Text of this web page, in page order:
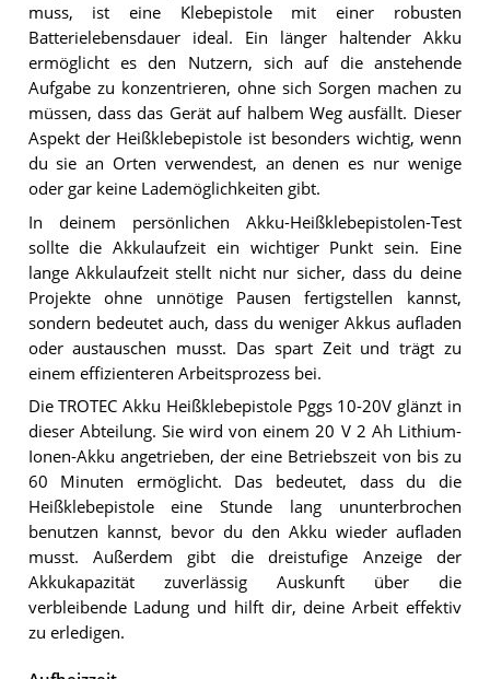
muss, ist eine Klebepistole mit einer robusten
Batterielebensdauer ideal. Ein länger haltender Akku
ermöglicht es den Nutzern, sich auf die anstehende
Aufgabe zu konzentrieren, ohne sich Sorgen machen zu
müssen, dass das Gerät auf halbem Weg ausfällt. Dieser
Aspekt der Heißklebepistole ist besonders wichtig, wenn
du sie an Orten verwendest, an denen es nur wenige
oder gar keine Lademöglichkeiten gibt.
In deinem persönlichen Akku-Heißklebepistolen-Test
sollte die Akkulaufzeit ein wichtiger Punkt sein. Eine
lange Akkulaufzeit stellt nicht nur sicher, dass du deine
Projekte ohne unnötige Pausen fertigstellen kannst,
sondern bedeutet auch, dass du weniger Akkus aufladen
oder austauschen musst. Das spart Zeit und trägt zu
einem effizienteren Arbeitsprozess bei.
Die TROTEC Akku Heißklebepistole Pggs 10-20V glänzt in
dieser Abteilung. Sie wird von einem 20 V 2 Ah Lithium-
Ionen-Akku angetrieben, der eine Betriebszeit von bis zu
60 Minuten ermöglicht. Das bedeutet, dass du die
Heißklebepistole eine Stunde lang ununterbrochen
benutzen kannst, bevor du den Akku wieder aufladen
musst. Außerdem gibt die dreistufige Anzeige der
Akkukapazität zuverlässig Auskunft über die
verbleibende Ladung und hilft dir, deine Arbeit effektiv
zu erledigen.